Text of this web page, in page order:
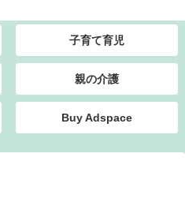
子育て育児
親の介護
Buy Adspace